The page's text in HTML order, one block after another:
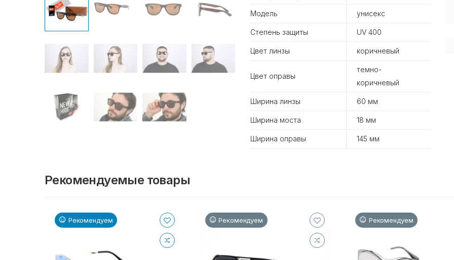
Модель унисекс
Степень защиты UV 400
Цвет линзы коричневый
Цвет оправы
темно-
коричневый
Ширина линзы 60 мм
Ширина моста 18 мм
Ширина оправы 145 мм
Рекомендуемые товары
Рекомендуем Рекомендуем Рекомендуем